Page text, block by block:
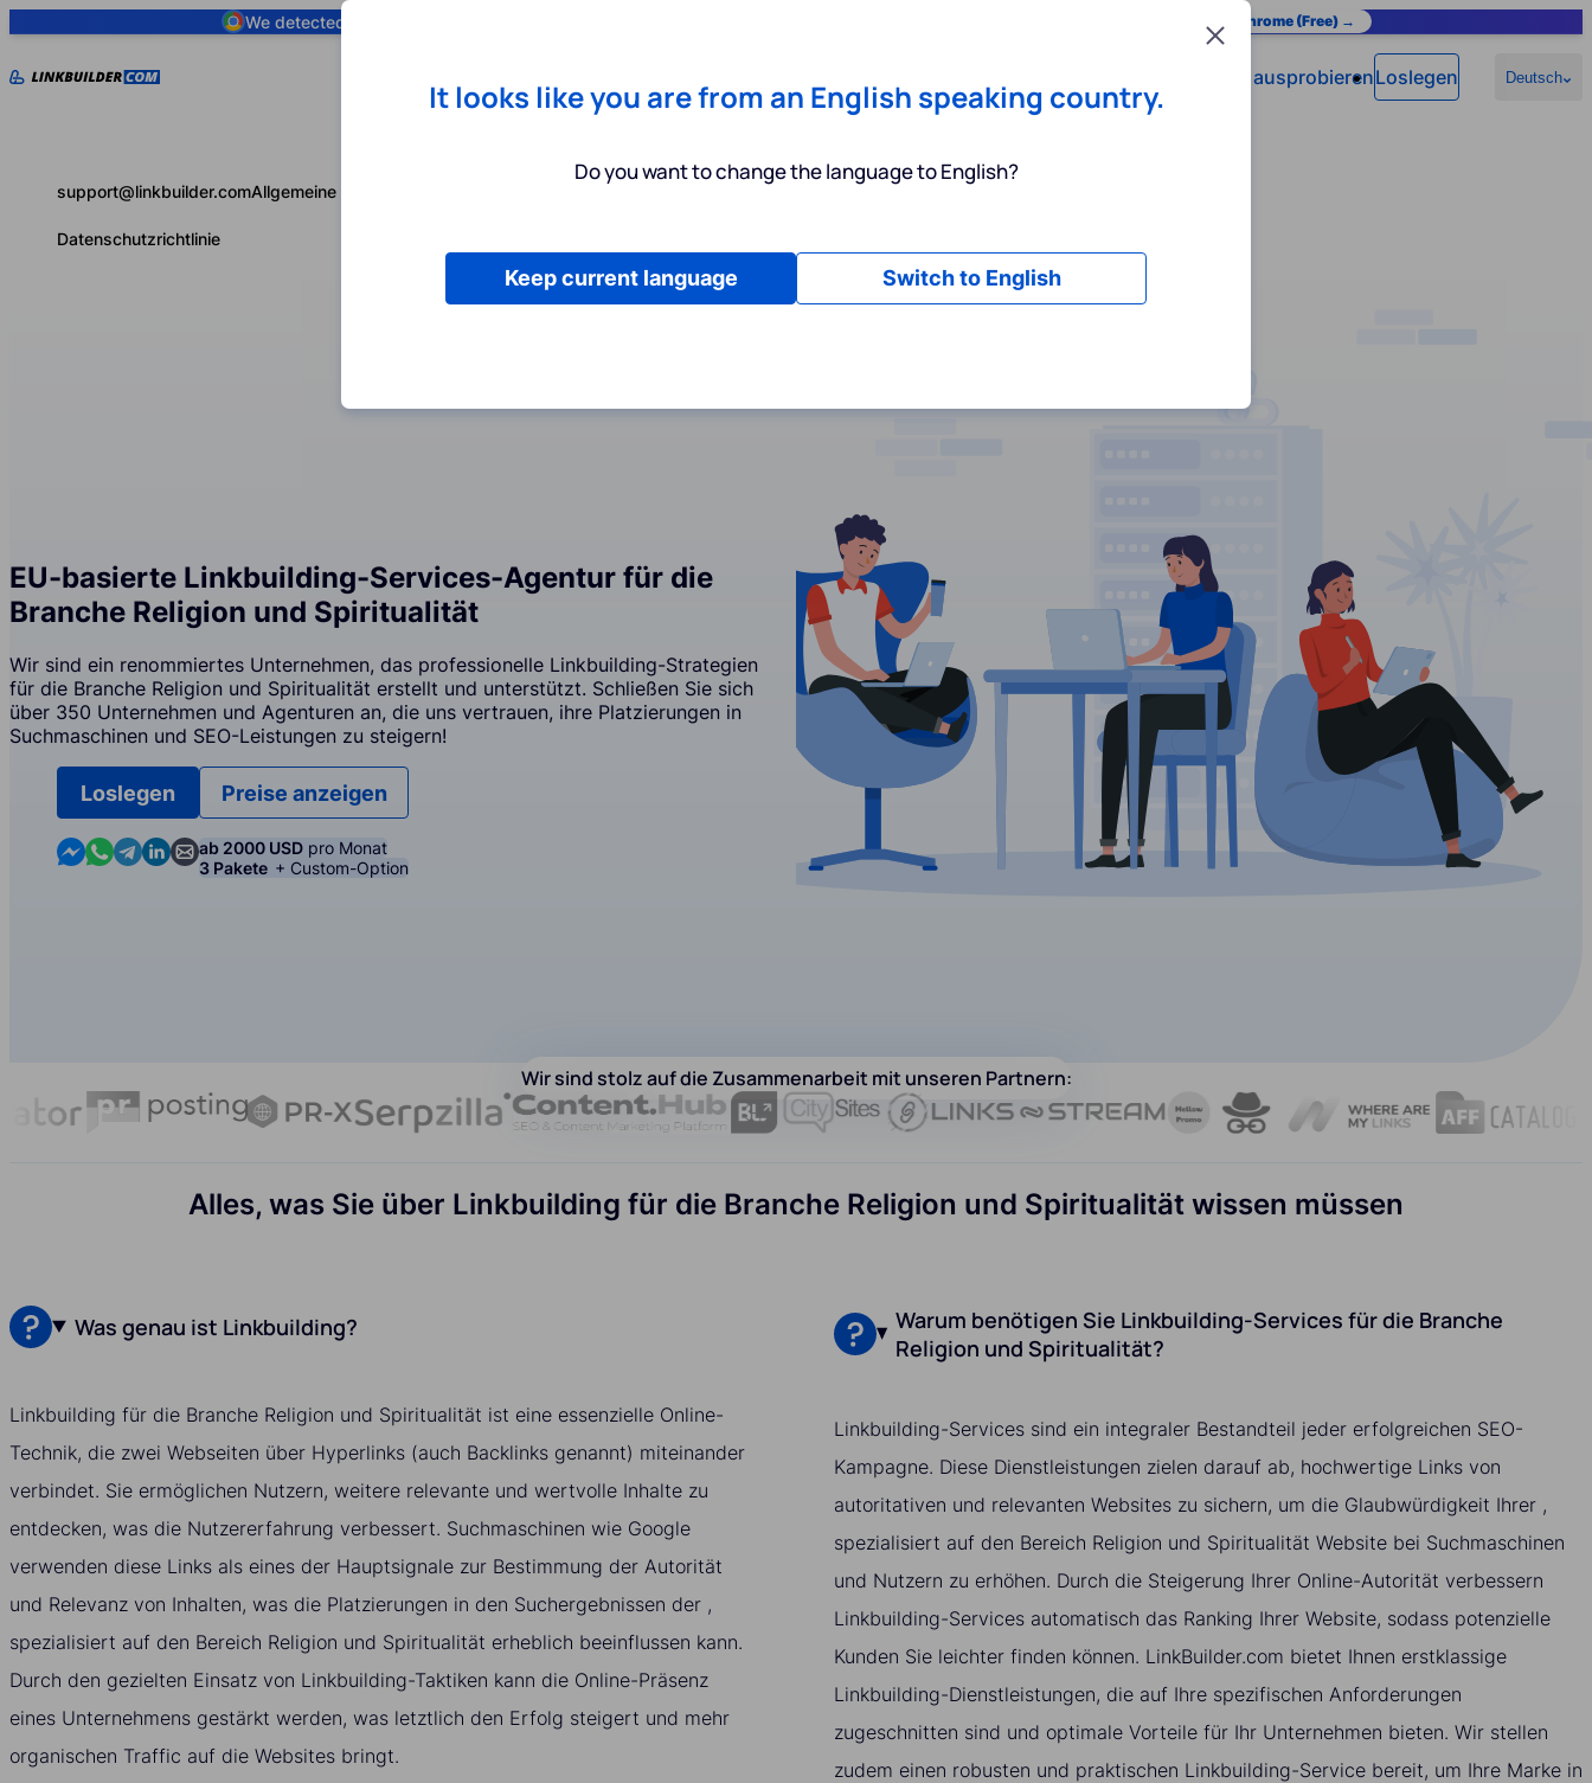
We detected you are using Add to Chrome (Free) →
Jetzt ausprobierenLoslegen Deutsch
support@linkbuilder.comAllgemeine Geschäftsbedingungen
Datenschutzrichtlinie
EU-basierte Linkbuilding-Services-Agentur für die
Branche Religion und Spiritualität
Wir sind ein renommiertes Unternehmen, das professionelle Linkbuilding-Strategien
für die Branche Religion und Spiritualität erstellt und unterstützt. Schließen Sie sich
über 350 Unternehmen und Agenturen an, die uns vertrauen, ihre Platzierungen in
Suchmaschinen und SEO-Leistungen zu steigern!
Loslegen
Contact us in Messenger
Contact us in WhatsApp
Contact us in Telegram
Contact us in Linkedin
Contact us by email
Preise anzeigen
ab 2000 USD pro Monat
3 Pakete + Custom-Option
Wir sind stolz auf die Zusammenarbeit mit unseren Partnern:
Alles, was Sie über Linkbuilding für die Branche Religion und Spiritualität wissen müssen
Was genau ist Linkbuilding?
Linkbuilding für die Branche Religion und Spiritualität ist eine essenzielle Online-
Technik, die zwei Webseiten über Hyperlinks (auch Backlinks genannt) miteinander
verbindet. Sie ermöglichen Nutzern, weitere relevante und wertvolle Inhalte zu
entdecken, was die Nutzererfahrung verbessert. Suchmaschinen wie Google
verwenden diese Links als eines der Hauptsignale zur Bestimmung der Autorität
und Relevanz von Inhalten, was die Platzierungen in den Suchergebnissen der ,
spezialisiert auf den Bereich Religion und Spiritualität erheblich beeinflussen kann.
Durch den gezielten Einsatz von Linkbuilding-Taktiken kann die Online-Präsenz
eines Unternehmens gestärkt werden, was letztlich den Erfolg steigert und mehr
organischen Traffic auf die Websites bringt.
Warum benötigen Sie Linkbuilding-Services für die Branche
Religion und Spiritualität?
Linkbuilding-Services sind ein integraler Bestandteil jeder erfolgreichen SEO-
Kampagne. Diese Dienstleistungen zielen darauf ab, hochwertige Links von
autoritativen und relevanten Websites zu sichern, um die Glaubwürdigkeit Ihrer ,
spezialisiert auf den Bereich Religion und Spiritualität Website bei Suchmaschinen
und Nutzern zu erhöhen. Durch die Steigerung Ihrer Online-Autorität verbessern
Linkbuilding-Services automatisch das Ranking Ihrer Website, sodass potenzielle
Kunden Sie leichter finden können. LinkBuilder.com bietet Ihnen erstklassige
Linkbuilding-Dienstleistungen, die auf Ihre spezifischen Anforderungen
zugeschnitten sind und optimale Vorteile für Ihr Unternehmen bieten. Wir stellen
zudem einen robusten und praktischen Linkbuilding-Service bereit, um Ihre Marke in
Close
It looks like you are from an English speaking country.
Do you want to change the language to English?
Switch to English
Keep current language